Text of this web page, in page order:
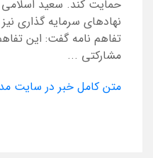
حمایت کند. سعید اسلامی
نهادهای سرمایه گذاری
تفاهم نامه گفت: این
مشارکتی ...
متن کامل خبر در سایت